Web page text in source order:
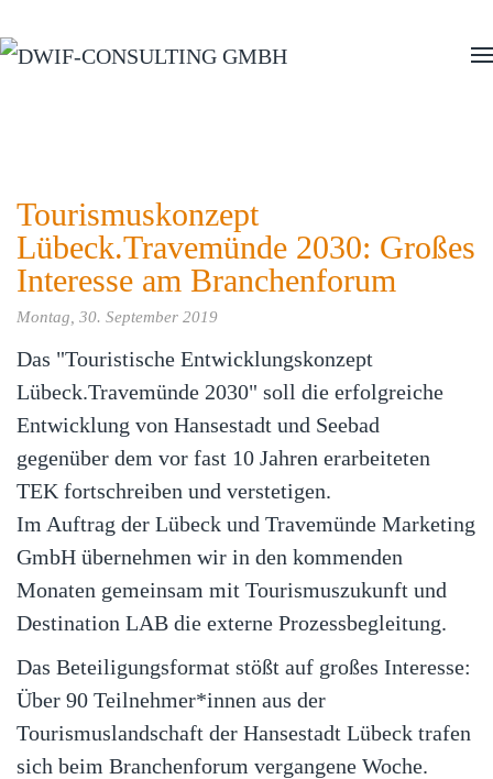
Zum Hauptinhalt springen
Tourismuskonzept
Lübeck.Travemünde 2030: Großes
Interesse am Branchenforum
Montag, 30. September 2019
Das "Touristische Entwicklungskonzept
Lübeck.Travemünde 2030" soll die erfolgreiche
Entwicklung von Hansestadt und Seebad
gegenüber dem vor fast 10 Jahren erarbeiteten
TEK fortschreiben und verstetigen.
Im Auftrag der Lübeck und Travemünde Marketing
GmbH übernehmen wir in den kommenden
Monaten gemeinsam mit Tourismuszukunft und
Destination LAB die externe Prozessbegleitung.
Das Beteiligungsformat stößt auf großes Interesse:
Über 90 Teilnehmer*innen aus der
Tourismuslandschaft der Hansestadt Lübeck trafen
sich beim Branchenforum vergangene Woche.